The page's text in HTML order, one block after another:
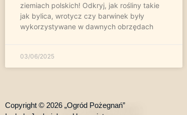
ziemiach polskich! Odkryj, jak rośliny takie
jak bylica, wrotycz czy barwinek były
wykorzystywane w dawnych obrzędach
03/06/2025
Copyright © 2026 „Ogród Pożegnań”